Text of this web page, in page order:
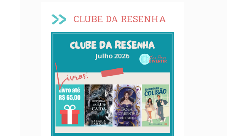
CLUBE DA RESENHA